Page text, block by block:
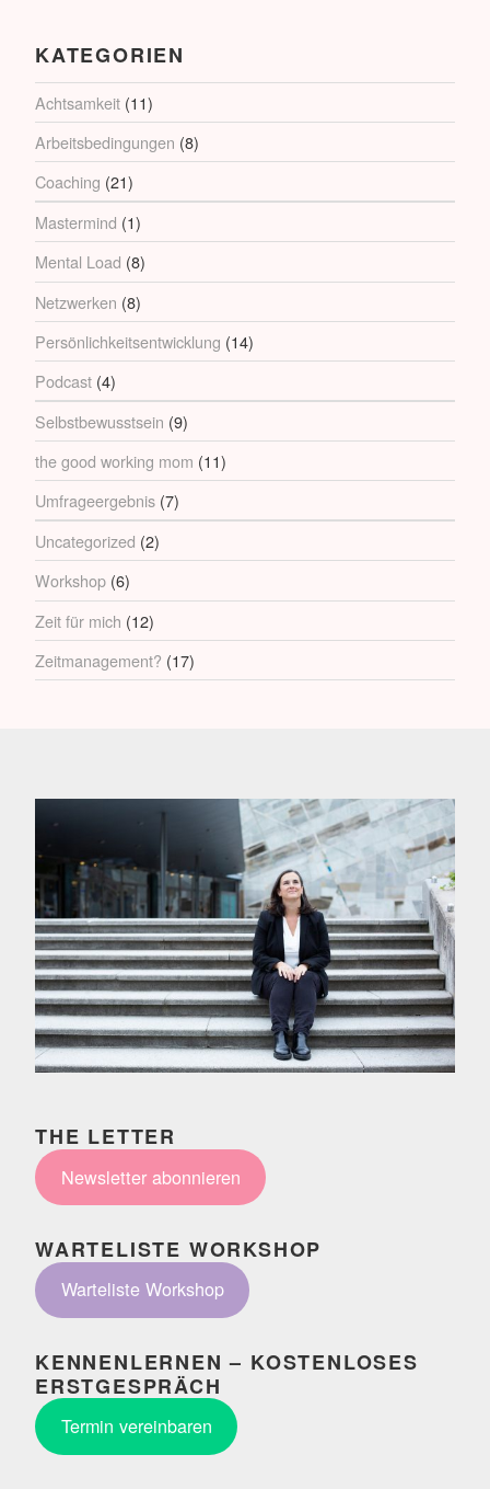
KATEGORIEN
Achtsamkeit (11)
Arbeitsbedingungen (8)
Coaching (21)
Mastermind (1)
Mental Load (8)
Netzwerken (8)
Persönlichkeitsentwicklung (14)
Podcast (4)
Selbstbewusstsein (9)
the good working mom (11)
Umfrageergebnis (7)
Uncategorized (2)
Workshop (6)
Zeit für mich (12)
Zeitmanagement? (17)
THE LETTER
Newsletter abonnieren
WARTELISTE WORKSHOP
Warteliste Workshop
KENNENLERNEN – KOSTENLOSES
ERSTGESPRÄCH
Termin vereinbaren